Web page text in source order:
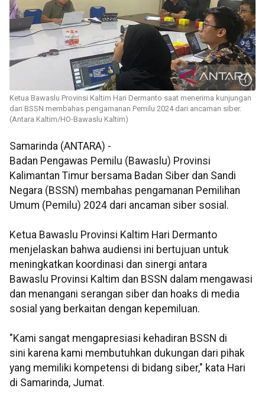
Ketua Bawaslu Provinsi Kaltim Hari Dermanto saat menerima kunjungan
dari BSSN membahas pengamanan Pemilu 2024 dari ancaman siber.
(Antara Kaltim/HO-Bawaslu Kaltim)
Samarinda (ANTARA) -
Badan Pengawas Pemilu (Bawaslu) Provinsi
Kalimantan Timur bersama Badan Siber dan Sandi
Negara (BSSN) membahas pengamanan Pemilihan
Umum (Pemilu) 2024 dari ancaman siber sosial.
Ketua Bawaslu Provinsi Kaltim Hari Dermanto
menjelaskan bahwa audiensi ini bertujuan untuk
meningkatkan koordinasi dan sinergi antara
Bawaslu Provinsi Kaltim dan BSSN dalam mengawasi
dan menangani serangan siber dan hoaks di media
sosial yang berkaitan dengan kepemiluan.
"Kami sangat mengapresiasi kehadiran BSSN di
sini karena kami membutuhkan dukungan dari pihak
yang memiliki kompetensi di bidang siber," kata Hari
di Samarinda, Jumat.